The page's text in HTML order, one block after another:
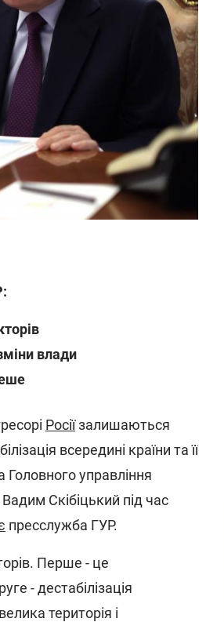
влади
Росіїзалишаються
всередині країни та її
управління
Скібіцький під час
пресслужба ГУР.
Перше - це
- дестабілізація
територія і